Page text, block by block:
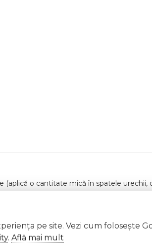
(aplică o cantitate mică în spatele
de păr sau tatuaje temporare cu
pe site. Vezi cum folosește
. Află mai mult